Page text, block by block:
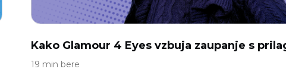
Kako Glamour 4 Eyes vzbuja zaupanje s
19 min bere